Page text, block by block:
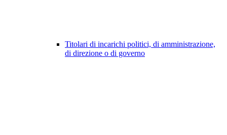
Titolari di incarichi politici, di amministrazione,
di direzione o di governo